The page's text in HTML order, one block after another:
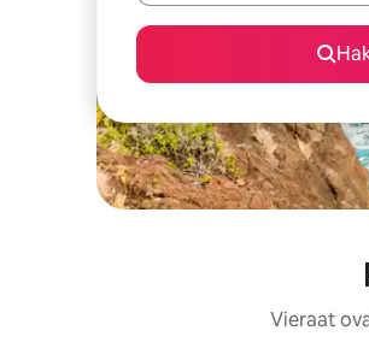
Vieraat